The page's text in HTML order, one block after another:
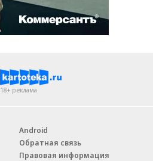
18+ реклама
Android
Обратная связь
Правовая информация